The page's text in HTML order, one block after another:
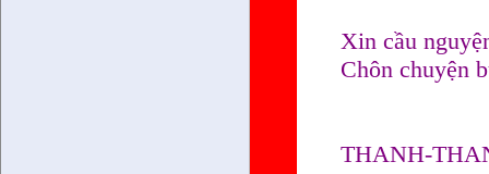
Xin cầu
Chôn chuyện
THANH-